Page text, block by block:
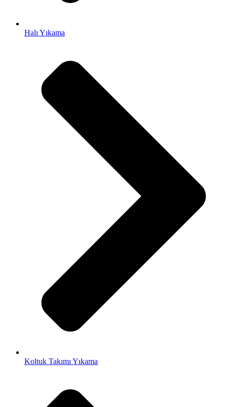
Halı Yıkama
Koltuk Takımı Yıkama